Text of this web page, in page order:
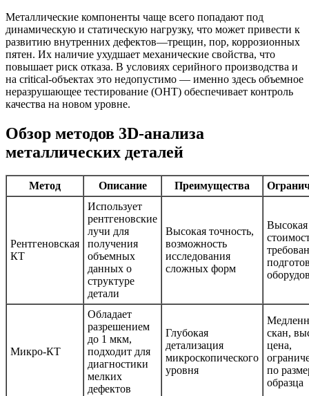
Металлические компоненты чаще всего попадают под
динамическую и статическую нагрузку, что может привести к
развитию внутренних дефектов—трещин, пор, коррозионных
пятен. Их наличие ухудшает механические свойства, что
повышает риск отказа. В условиях серийного производства и
на critical-объектах это недопустимо — именно здесь объемное
неразрушающее тестирование (ОНТ) обеспечивает контроль
качества на новом уровне.
Обзор методов 3D-анализа
металлических деталей
Метод Описание Преимущества
Рентгеновская
КТ
Использует
рентгеновские
лучи для
получения
объемных
данных о
структуре
детали
Высокая точность,
возможность
исследования
сложных форм
Высокая
Микро-КТ
Обладает
разрешением
до 1 мкм,
подходит для
диагностики
мелких
дефектов
Глубокая
детализация
микроскопического
уровня
скан,
цена,
по
образца